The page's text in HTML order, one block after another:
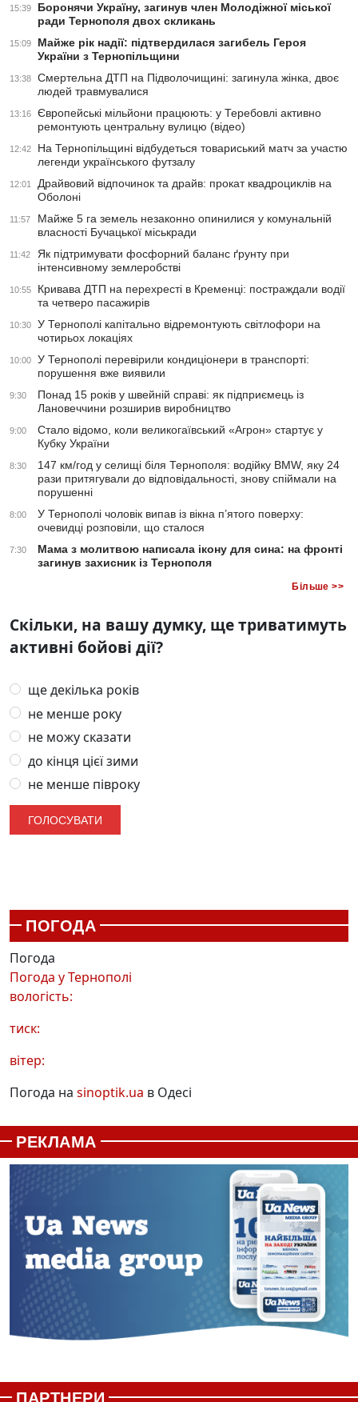
15:39
Боронячи Україну, загинув член Молодіжної міської
ради Тернополя двох скликань
15:09
Майже рік надії: підтвердилася загибель Героя
України з Тернопільщини
13:38
Смертельна ДТП на Підволочищині: загинула жінка, двоє
людей травмувалися
13:16
Європейські мільйони працюють: у Теребовлі активно
ремонтують центральну вулицю (відео)
12:42
На Тернопільщині відбудеться товариський матч за участю
легенди українського футзалу
12:01
Драйвовий відпочинок та драйв: прокат квадроциклів на
Оболоні
11:57
Майже 5 га земель незаконно опинилися у комунальній
власності Бучацької міськради
11:42
Як підтримувати фосфорний баланс ґрунту при
інтенсивному землеробстві
10:55
Кривава ДТП на перехресті в Кременці: постраждали водії
та четверо пасажирів
10:30
У Тернополі капітально відремонтують світлофори на
чотирьох локаціях
10:00
У Тернополі перевірили кондиціонери в транспорті:
порушення вже виявили
9:30
Понад 15 років у швейній справі: як підприємець із
Лановеччини розширив виробництво
9:00
Стало відомо, коли великогаївський «Агрон» стартує у
Кубку України
8:30
147 км/год у селищі біля Тернополя: водійку BMW, яку 24
рази притягували до відповідальності, знову спіймали на
порушенні
8:00
У Тернополі чоловік випав із вікна п’ятого поверху:
очевидці розповіли, що сталося
7:30
Мама з молитвою написала ікону для сина: на фронті
загинув захисник із Тернополя
Більше >>
Скільки, на вашу думку, ще триватимуть
активні бойові дії?
ще декілька років
не менше року
не можу сказати
до кінця цієї зими
не менше півроку
ПОГОДА
Погода
Погода уТернополі
вологість:
тиск:
вітер:
Погода на sinoptik.ua в Одесі
РЕКЛАМА
ПАРТНЕРИ